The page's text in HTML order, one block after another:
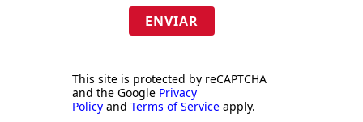
ENVIAR
This site is protected by reCAPTCHA
and the Google Privacy
Policy and Terms of Service apply.